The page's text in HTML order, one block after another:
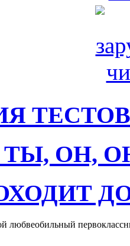
ТЕСТОВ
ТЫ, ОН,
любвеобильный